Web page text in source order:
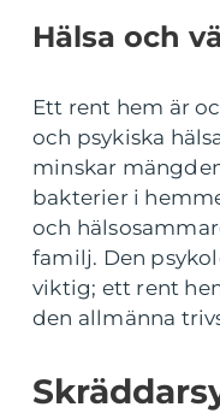
Hälsa och
Ett rent hem är
och psykiska
minskar
bakterier i
och
familj. Den
viktig; ett rent
den allmänna